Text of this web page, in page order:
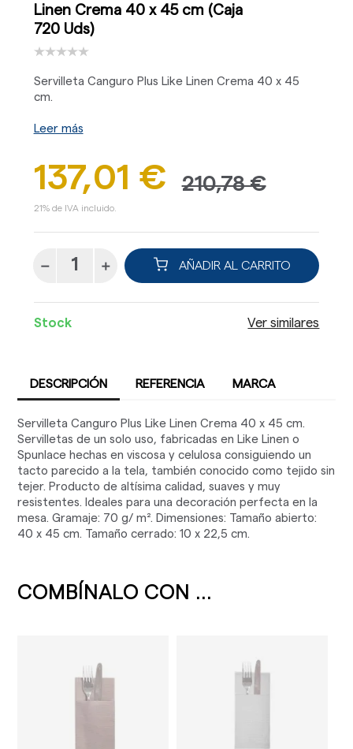
Linen Crema 40 x 45 cm (Caja
720 Uds)
Servilleta Canguro Plus Like Linen Crema 40 x 45
cm.
Leer más
137,01 € 210,78 €
21% de IVA incluido.
AÑADIR AL CARRITO
Stock Ver similares
DESCRIPCIÓN REFERENCIA MARCA
Servilleta Canguro Plus Like Linen Crema 40 x 45 cm.
Servilletas de un solo uso, fabricadas en Like Linen o
Spunlace hechas en viscosa y celulosa consiguiendo un
tacto parecido a la tela, también conocido como tejido sin
tejer. Producto de altísima calidad, suaves y muy
resistentes. Ideales para una decoración perfecta en la
mesa. Gramaje: 70 g/ m². Dimensiones: Tamaño abierto:
40 x 45 cm. Tamaño cerrado: 10 x 22,5 cm.
COMBÍNALO CON ...